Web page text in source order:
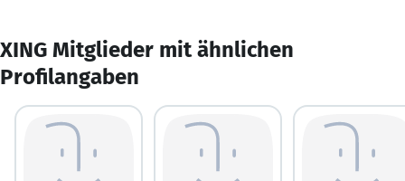
XING Mitglieder mit ähnlichen
Profilangaben